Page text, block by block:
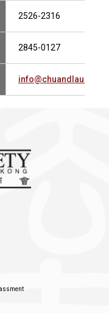
2526-2316
2845-0127